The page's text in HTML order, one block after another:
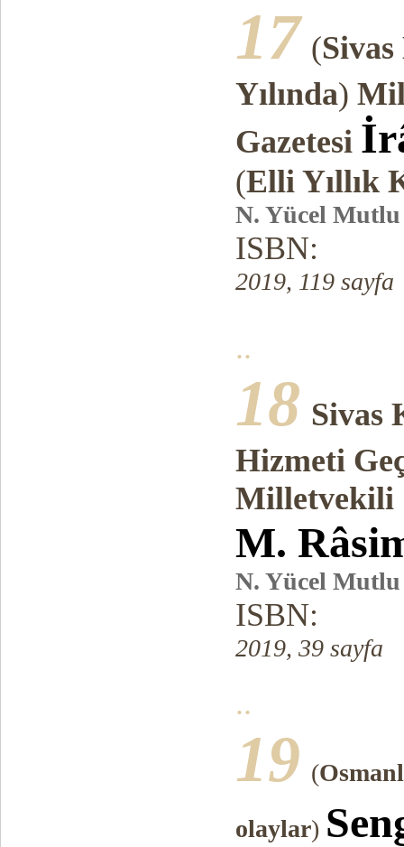
17 (
Yılında)
Gazetesi
(Elli Yıllık
N. Yücel Mutlu
ISBN:
2019, 119 sayfa
..
18 Sivas
Hizmeti
Milletvekili
M.
N. Yücel Mutlu
ISBN:
2019, 39 sayfa
..
19 (
olaylar)